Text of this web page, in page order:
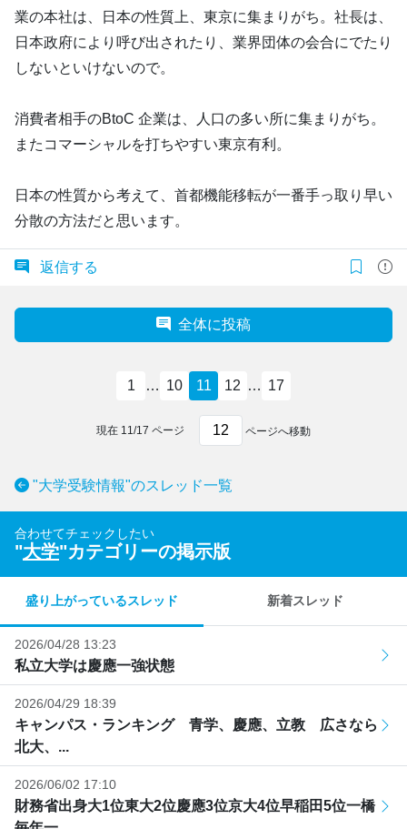
業の本社は、日本の性質上、東京に集まりがち。社長は、
日本政府により呼び出されたり、業界団体の会合にでたり
しないといけないので。
消費者相手のBtoC 企業は、人口の多い所に集まりがち。
またコマーシャルを打ちやすい東京有利。
日本の性質から考えて、首都機能移転が一番手っ取り早い
分散の方法だと思います。
返信する
全体に投稿
1 … 10 11 12 … 17
現在 11 /17 ページ ページへ移動
"大学受験情報"のスレッド一覧
合わせてチェックしたい
"大学"カテゴリーの掲示版
盛り上がっているスレッド 新着スレッド
2026/04/28 13:23
私立大学は慶應一強状態
2026/04/29 18:39
キャンパス・ランキング 青学、慶應、立教 広さなら
北大、...
2026/06/02 17:10
財務省出身大1位東大2位慶應3位京大4位早稲田5位一橋